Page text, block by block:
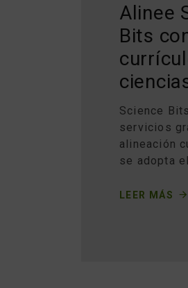
Alinee
Bits
Science
servicios
alineación
se adopta
LEER MÁS